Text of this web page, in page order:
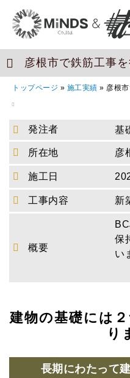
彦根市で鉄筋工事を
トップページ » 施工実績 » 彦根
発注者 基
所在地 彦
施工日
工事内容 新
概要
保
い
建物の基礎には
り
長期にわたって